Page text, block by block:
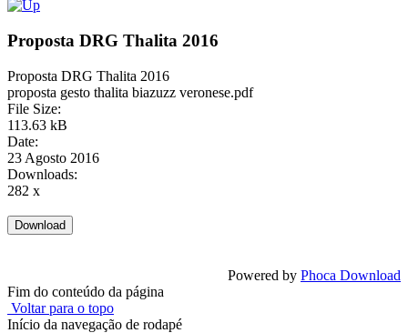
Proposta DRG Thalita 2016
Proposta DRG Thalita 2016
proposta gesto thalita biazuzz veronese.pdf
File Size:
113.63 kB
Date:
23 Agosto 2016
Downloads:
282 x
Powered by Phoca Download
Fim do conteúdo da página
Voltar para o topo
Início da navegação de rodapé